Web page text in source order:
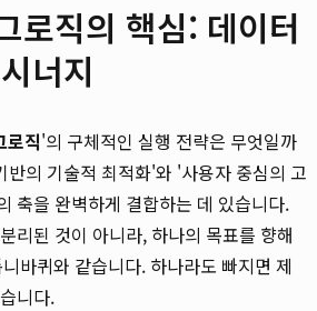
로직의 핵심: 데이터
너지
로직'의 구체적인 실행 전략은 무엇일까
반의 기술적 최적화'와 '사용자 중심의 고
축을 완벽하게 결합하는 데 있습니다.
리된 것이 아니라, 하나의 목표를 향해
바퀴와 같습니다. 하나라도 빠지면 제
니다.